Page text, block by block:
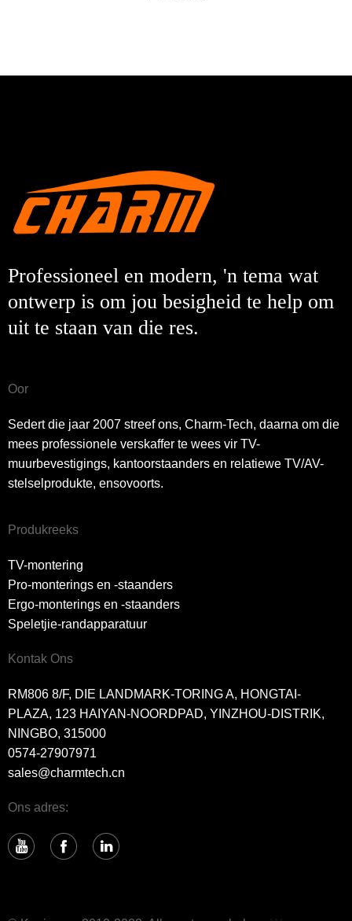
Professioneel en modern, 'n tema wat
ontwerp is om jou besigheid te help om
uit te staan ​​van die res.
Oor
Sedert die jaar 2007 streef ons, Charm-Tech, daarna om die
mees professionele verskaffer te wees vir TV-
muurbevestigings, kantoorstaanders en relatiewe TV/AV-
stelselprodukte, ensovoorts.
Produkreeks
TV-montering
Pro-monterings en -staanders
Ergo-monterings en -staanders
Speletjie-randapparatuur
Kontak Ons
RM806 8/F, DIE LANDMARK-TORING A, HONGTAI-
PLAZA, 123 HAIYAN-NOORDPAD, YINZHOU-DISTRIK,
NINGBO, 315000
0574-27907971
sales@charmtech.cn
Ons adres: